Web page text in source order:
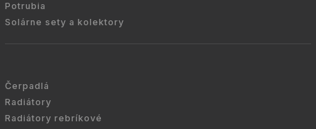
Potrubia
Solárne sety a kolektory
Čerpadlá
Radiátory
Radiátory rebríkové